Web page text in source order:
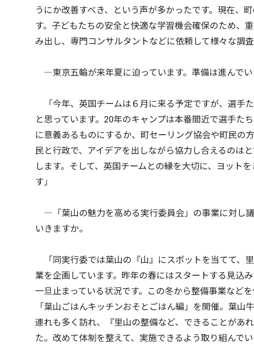
うにか改善すべき、という声が多かったです。現在、
す。子どもたちの安全と快適な学習機会確保のため、
み出し、専門コンサルタントなどに依頼して様々な調
―東京五輪が来年夏に迫っています。準備は進んでい
「今年、英国チームは６月に来る予定ですが、選手
と思っています。20年のキャンプは本番間近で選手た
に意義あるものにするか、町セーリング協会や町民の
民と行政で、アイデアを出しながら協力し合えるのは
します。そして、英国チームとの縁を大切に、ヨット
す」
―「葉山の魅力を高める実行委員会」の事業に対し
いきますか。
「同実行委では葉山の『山』にスポットを当てて、
業を企画しています。昨年の春にはスタートする見込
一旦止まっている状況です。この冬から整備事業など
「葉山ごはんキッチンおそとごはん編」を開催。葉
連れも多く訪れ、『里山の整備など、できることがあ
た。改めて体制を整えて、実施できるよう取り組んでい